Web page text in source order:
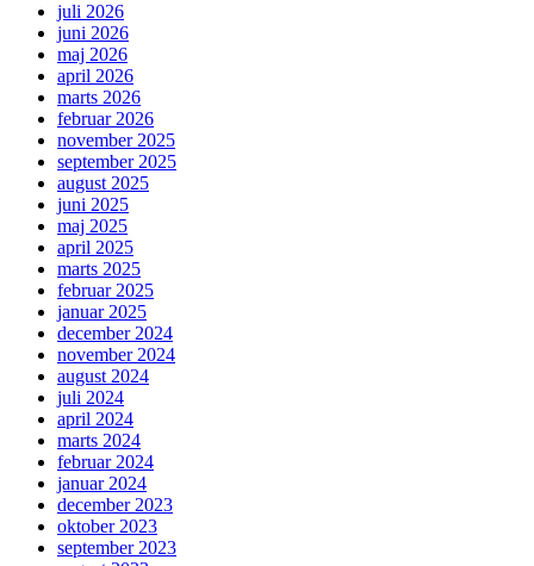
juli 2026
juni 2026
maj 2026
april 2026
marts 2026
februar 2026
november 2025
september 2025
august 2025
juni 2025
maj 2025
april 2025
marts 2025
februar 2025
januar 2025
december 2024
november 2024
august 2024
juli 2024
april 2024
marts 2024
februar 2024
januar 2024
december 2023
oktober 2023
september 2023